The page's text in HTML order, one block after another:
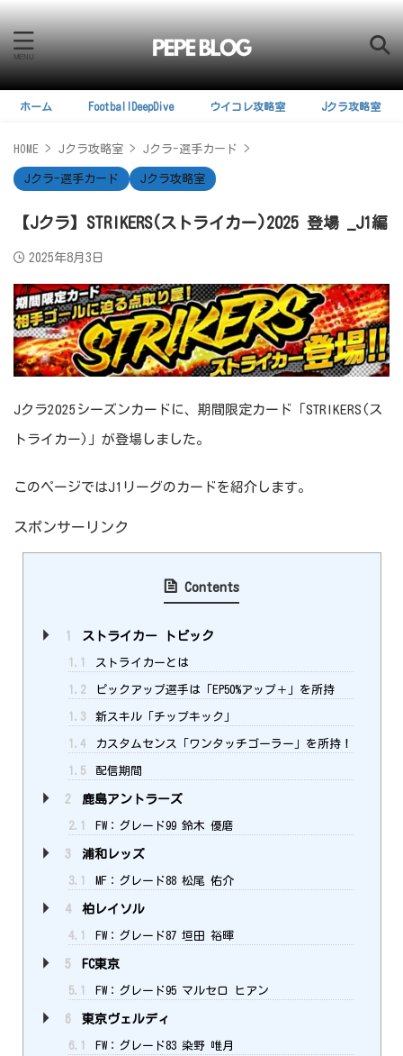
ホーム FootballDeepDive ウイコレ攻略室 Jクラ攻略室
HOME > Jクラ攻略室 > Jクラ-選手カード >
Jクラ-選手カード Jクラ攻略室
【Jクラ】STRIKERS(ストライカー)2025 登場 _J1編
2025年8月3日
Jクラ2025シーズンカードに、期間限定カード「STRIKERS(ス
トライカー)」が登場しました。
このページではJ1リーグのカードを紹介します。
スポンサーリンク
Contents
1 ストライカー トピック
1.1 ストライカーとは
1.2 ピックアップ選手は「EP50%アップ＋」を所持
1.3 新スキル「チップキック」
1.4 カスタムセンス「ワンタッチゴーラー」を所持！
1.5 配信期間
2 鹿島アントラーズ
2.1 FW：グレード99 鈴木 優磨
3 浦和レッズ
3.1 MF：グレード88 松尾 佑介
4 柏レイソル
4.1 FW：グレード87 垣田 裕暉
5 FC東京
5.1 FW：グレード95 マルセロ ヒアン
6 東京ヴェルディ
6.1 FW：グレード83 染野 唯月